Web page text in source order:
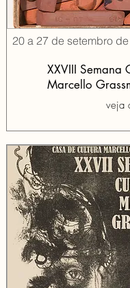
20 a 27 de setembro
XXVIII Semana
Marcello
veja